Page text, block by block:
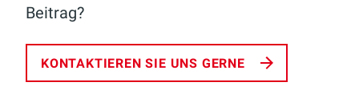
Beitrag?
KONTAKTIEREN SIE UNS GERNE